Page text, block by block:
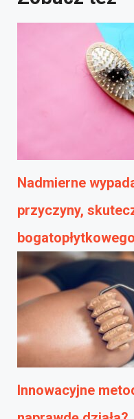
Nadmierne
przyczyny,
bogatopłytkowego
Innowacyjne